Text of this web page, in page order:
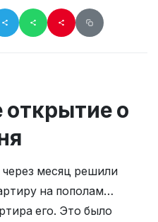
о
месяц решили
на пополам…
его. Это было